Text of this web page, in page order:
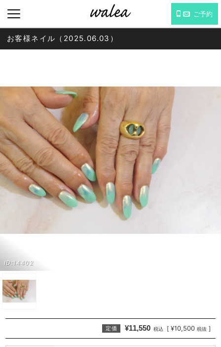
ご予約
ID:14402
お客様ネイル（2025.06.03）
定価 ¥11,550 税込 [ ¥10,500 税抜 ]